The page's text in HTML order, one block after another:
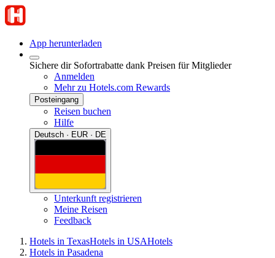
App herunterladen
Sichere dir Sofortrabatte dank Preisen für Mitglieder
Anmelden
Mehr zu Hotels.com Rewards
Posteingang
Reisen buchen
Hilfe
Deutsch · EUR · DE
Unterkunft registrieren
Meine Reisen
Feedback
Hotels in TexasHotels in USAHotels
Hotels in Pasadena